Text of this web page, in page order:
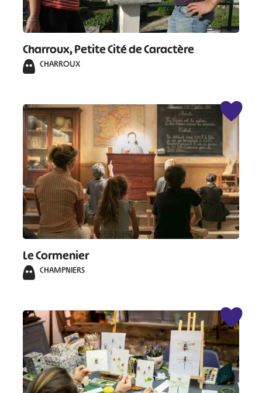
Charroux, Petite Cité de Caractère
CHARROUX
Le Cormenier
CHAMPNIERS
# #